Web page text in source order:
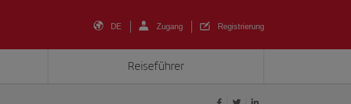
DE Zugang Registrierung
Reiseführer